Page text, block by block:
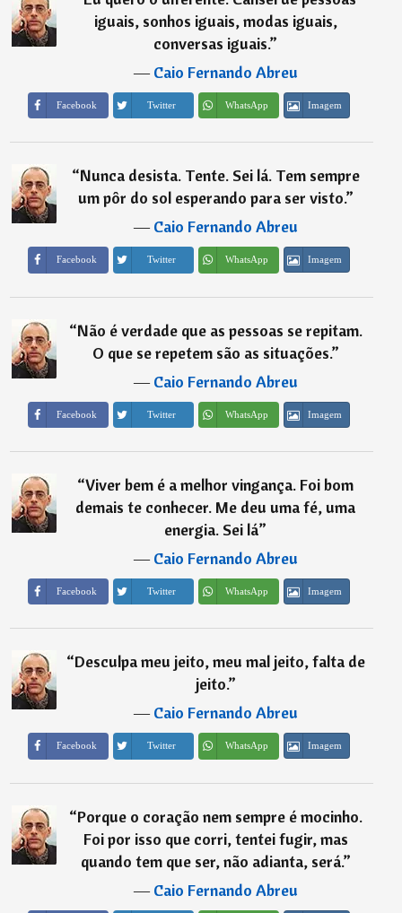
iguais, sonhos iguais, modas iguais,
conversas iguais.”
―Caio Fernando Abreu
Facebook Twitter WhatsApp Imagem
“Nunca desista. Tente. Sei lá. Tem sempre
um pôr do sol esperando para ser visto.”
―Caio Fernando Abreu
Facebook Twitter WhatsApp Imagem
“Não é verdade que as pessoas se repitam.
O que se repetem são as situações.”
―Caio Fernando Abreu
Facebook Twitter WhatsApp Imagem
“Viver bem é a melhor vingança. Foi bom
demais te conhecer. Me deu uma fé, uma
energia. Sei lá”
―Caio Fernando Abreu
Facebook Twitter WhatsApp Imagem
“Desculpa meu jeito, meu mal jeito, falta de
jeito.”
―Caio Fernando Abreu
Facebook Twitter WhatsApp Imagem
“Porque o coração nem sempre é mocinho.
Foi por isso que corri, tentei fugir, mas
quando tem que ser, não adianta, será.”
―Caio Fernando Abreu